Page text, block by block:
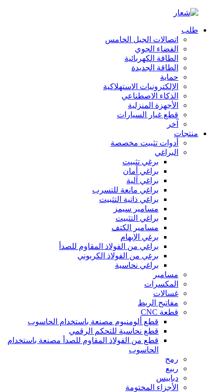
طلب
اتصالات الجيل الخامس
الفضاء الجوي
الطاقة الكهربائية
الطاقة الجديدة
حماية
الإلكترونيات الاستهلاكية
الذكاء الاصطناعي
الأجهزة المنزلية
قطع غيار السيارات
آخر
منتجات
أدوات تثبيت مخصصة
البراغي
برغي تثبيت
براغي أمان
براغي آلية
براغي مانعة للتسرب
براغي ذاتية التثبيت
مسامير سيمز
براغي التثبيت
مسامير الكتف
برغي الإبهام
براغي من الفولاذ المقاوم للصدأ
برغي من الفولاذ الكربوني
براغي نحاسية
مسامير
المكسرات
غسالات
مفاتيح الربط
قطعة CNC
قطع ألومنيوم مصنعة باستخدام الحاسوب
قطع نحاسية للتحكم الرقمي
قطع من الفولاذ المقاوم للصدأ مصنعة باستخدام
الحاسوب
رمح
ربيع
دبابيس
الأجزاء المختومة